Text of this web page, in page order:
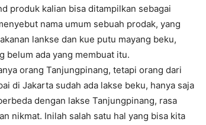
produk kalian bisa ditampilkan sebagai
nama umum sebuah prodak, yang
lankse dan kue putu mayang beku,
belum ada yang membuat itu.
orang Tanjungpinang, tetapi orang dari
di Jakarta sudah ada lakse beku, hanya saja
dengan lakse Tanjungpinang, rasa
nikmat. Inilah salah satu hal yang bisa kita